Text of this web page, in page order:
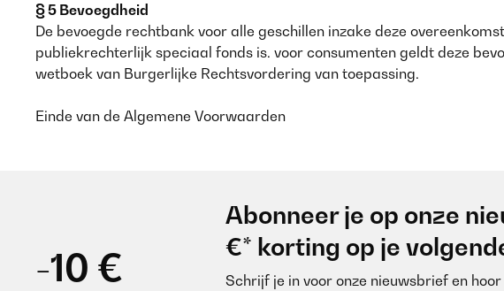
§ 5 Bevoegdheid
De bevoegde rechtbank voor alle geschillen inzake deze
publiekrechterlijk speciaal fonds is. voor consumenten geldt deze
wetboek van Burgerlijke Rechtsvordering van toepassing.
Einde van de Algemene Voorwaarden
-10 €
Abonneer je op onze
€* korting op je
Schrijf je in voor onze nieuwsbrief en